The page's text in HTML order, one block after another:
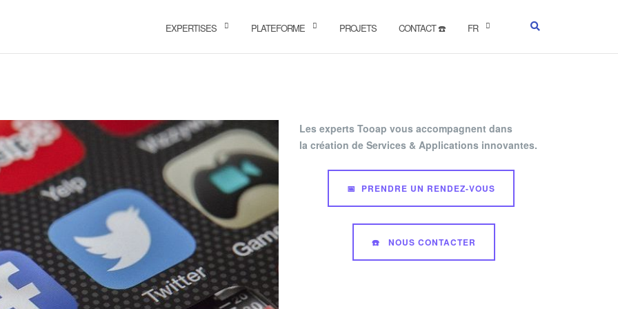
EXPERTISES PLATEFORME PROJETS CONTACT ☎️ FR
Les experts Tooap vous accompagnent dans
la création de Services & Applications innovantes.
📅 PRENDRE UN RENDEZ-VOUS
☎️ NOUS CONTACTER